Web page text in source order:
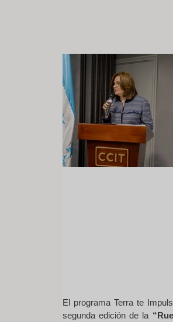
El programa Terra te
segunda edición de la